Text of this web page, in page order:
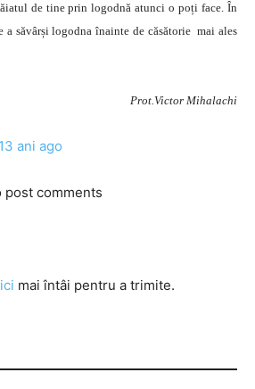
de tine prin logodnă atunci o poți face. În
a săvârși logodna înainte de căsătorie mai ales
Prot.Victor Mihalachi
13 ani ago
post comments
mai întâi pentru a trimite.